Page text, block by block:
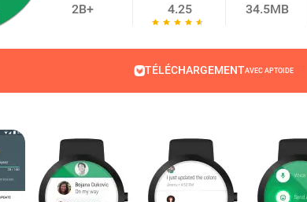
2B+ 4.25 34.5MB
TÉLÉCHARGEMENTAVEC APTOIDE